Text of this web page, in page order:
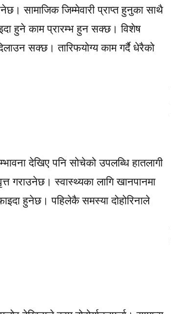
सामाजिक जिम्मेवारी प्राप्त हुनुका साथै
हुने काम प्रारम्भ हुन सक्छ। विशेष
सक्छ। तारिफयोग्य काम गर्दै धेरैको
देखिए पनि सोचेको उपलब्धि हातलागी
गराउनेछ। स्वास्थ्यका लागि खानपानमा
हुनेछ। पहिलेकै समस्या दोहोरिनाले